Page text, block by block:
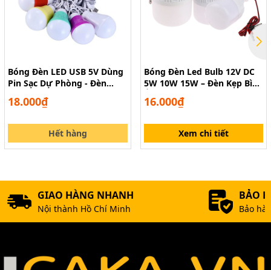
Bóng Đèn LED USB 5V Dùng
Pin Sạc Dự Phòng - Đèn
Trời
18.000₫
Hết hàng
Bóng Đèn Led Bulb 12V DC
5W 10W 15W – Đèn Kẹp Bình
16.000₫
Xem chi tiết
GIAO HÀNG NHANH
Nội thành Hồ Chí Minh
BẢO
Bảo